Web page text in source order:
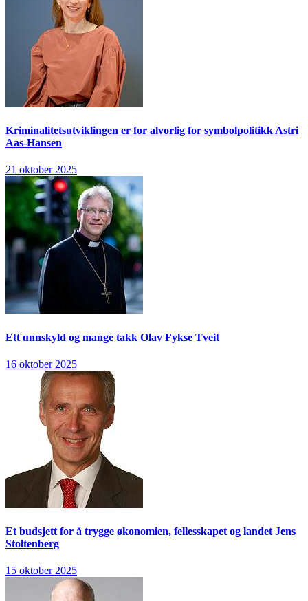
Kriminalitetsutviklingen er for alvorlig for symbolpolitikk Astri
Aas-Hansen
21 oktober 2025
Ett unnskyld og mange takk Olav Fykse Tveit
16 oktober 2025
Et budsjett for å trygge økonomien, fellesskapet og landet Jens
Stoltenberg
15 oktober 2025